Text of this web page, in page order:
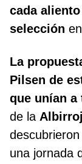
cada aliento
selección
La
Pilsen de
que unían a
de la
una jornada